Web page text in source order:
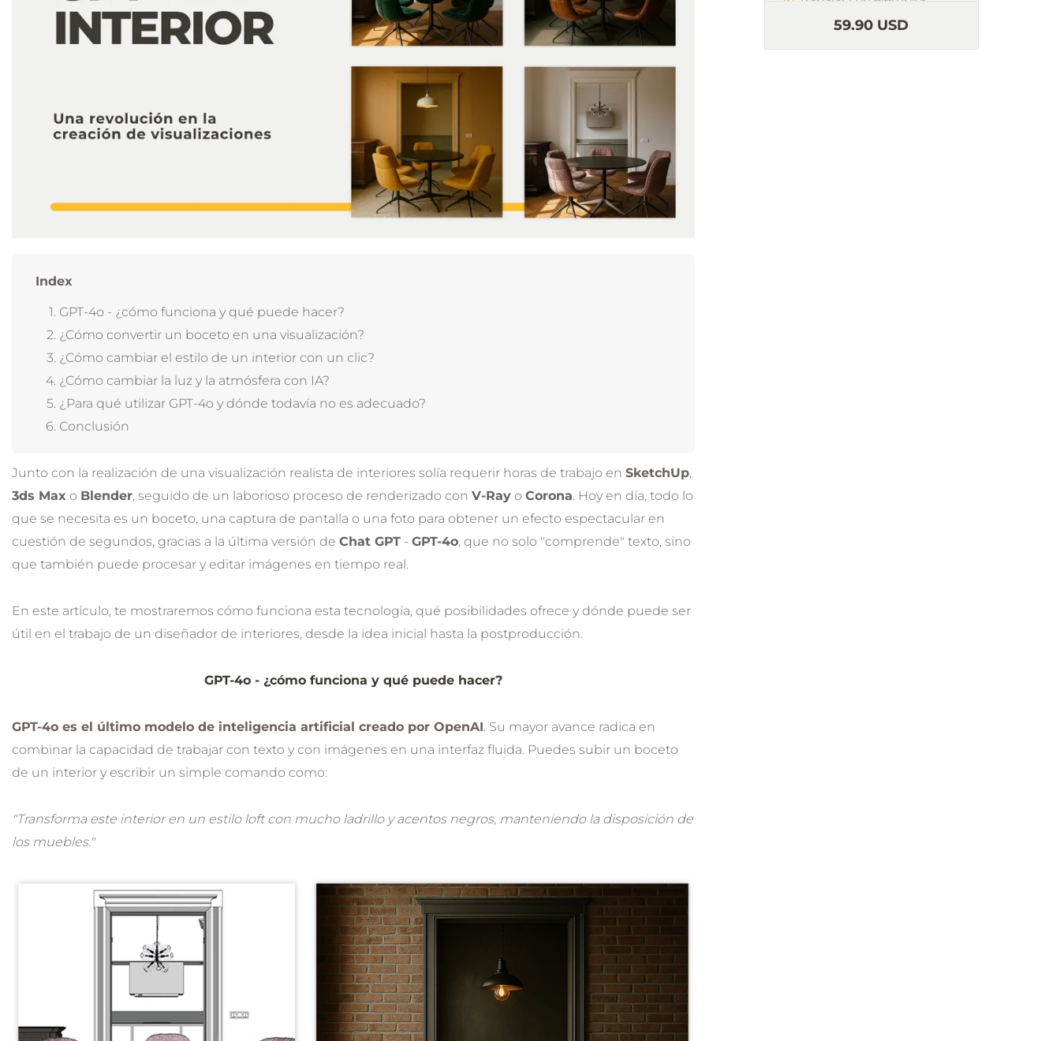
Index
GPT-4o - ¿cómo funciona y qué puede hacer?
¿Cómo convertir un boceto en una visualización?
¿Cómo cambiar el estilo de un interior con un clic?
¿Cómo cambiar la luz y la atmósfera con IA?
¿Para qué utilizar GPT-4o y dónde todavía no es adecuado?
Conclusión
Junto con la realización de una visualización realista de interiores solía requerir horas de trabajo en SketchUp,
3ds Max o Blender, seguido de un laborioso proceso de renderizado con V-Ray o Corona. Hoy en día, todo lo
que se necesita es un boceto, una captura de pantalla o una foto para obtener un efecto espectacular en
cuestión de segundos, gracias a la última versión de Chat GPT - GPT-4o, que no solo "comprende" texto, sino
que también puede procesar y editar imágenes en tiempo real.
En este artículo, te mostraremos cómo funciona esta tecnología, qué posibilidades ofrece y dónde puede ser
útil en el trabajo de un diseñador de interiores, desde la idea inicial hasta la postproducción.
GPT-4o - ¿cómo funciona y qué puede hacer?
GPT-4o es el último modelo de inteligencia artificial creado por OpenAI. Su mayor avance radica en
combinar la capacidad de trabajar con texto y con imágenes en una interfaz fluida. Puedes subir un boceto
de un interior y escribir un simple comando como:
"Transforma este interior en un estilo loft con mucho ladrillo y acentos negros, manteniendo la disposición de
los muebles."
ComfyUI79.00 USD 59.90 USD